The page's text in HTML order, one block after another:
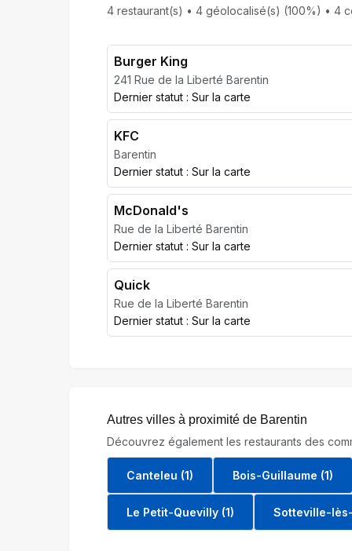
4 restaurant(s) • 4 géolocalisé(s) (100%) • 4
Burger King
241 Rue de la Liberté Barentin
Dernier statut : Sur la carte
KFC
Barentin
Dernier statut : Sur la carte
McDonald's
Rue de la Liberté Barentin
Dernier statut : Sur la carte
Quick
Rue de la Liberté Barentin
Dernier statut : Sur la carte
Autres villes à proximité de Barentin
Découvrez également les restaurants des
Canteleu (1) Bois-Guillaume (1)
Le Petit-Quevilly (1) Sotteville-